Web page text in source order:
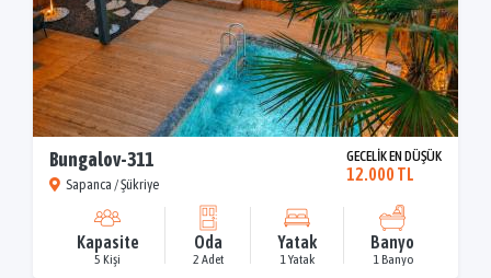
Bungalov-311
Sapanca / Şükriye
GECELİK EN DÜŞÜK
12.000 TL
Kapasite
5 Kişi
Oda
2 Adet
Yatak
1 Yatak
Banyo
1 Banyo